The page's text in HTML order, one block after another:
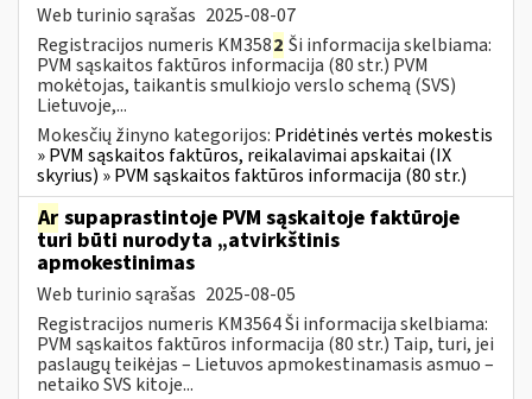
Web turinio sąrašas 2025-08-07
Registracijos numeris KM3582 Ši informacija skelbiama:
PVM sąskaitos faktūros informacija (80 str.) PVM
mokėtojas, taikantis smulkiojo verslo schemą (SVS)
Lietuvoje,...
Mokesčių žinyno kategorijos: Pridėtinės vertės mokestis
» PVM sąskaitos faktūros, reikalavimai apskaitai (IX
skyrius) » PVM sąskaitos faktūros informacija (80 str.)
Ar supaprastintoje PVM sąskaitoje faktūroje
turi būti nurodyta „atvirkštinis
apmokestinimas
Web turinio sąrašas 2025-08-05
Registracijos numeris KM3564 Ši informacija skelbiama:
PVM sąskaitos faktūros informacija (80 str.) Taip, turi, jei
paslaugų teikėjas – Lietuvos apmokestinamasis asmuo –
netaiko SVS kitoje...